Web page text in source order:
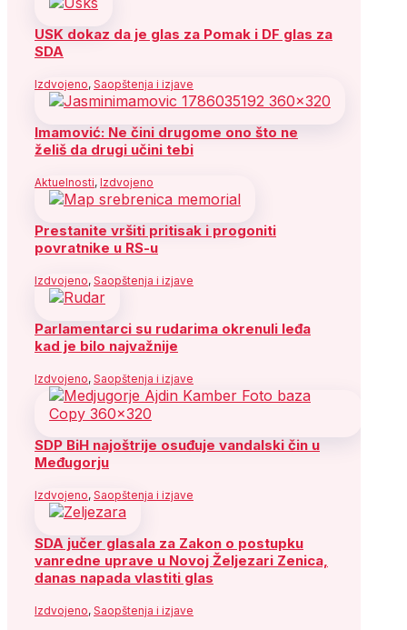
USK dokaz da je glas za Pomak i DF glas za
SDA
Izdvojeno, Saopštenja i izjave
Imamović: Ne čini drugome ono što ne
želiš da drugi učini tebi
Aktuelnosti, Izdvojeno
Prestanite vršiti pritisak i progoniti
povratnike u RS-u
Izdvojeno, Saopštenja i izjave
Parlamentarci su rudarima okrenuli leđa
kad je bilo najvažnije
Izdvojeno, Saopštenja i izjave
SDP BiH najoštrije osuđuje vandalski čin u
Međugorju
Izdvojeno, Saopštenja i izjave
SDA jučer glasala za Zakon o postupku
vanredne uprave u Novoj Željezari Zenica,
danas napada vlastiti glas
Izdvojeno, Saopštenja i izjave